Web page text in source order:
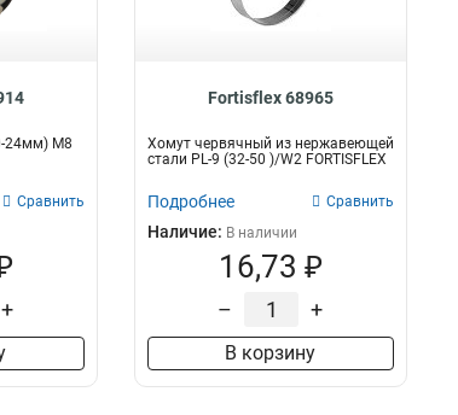
24мм) М8
Сравнить
+
Fortisflex 68965
Хомут червячный из нержавеющей
стали PL-9 (32-50 )/W2 FORTISFLEX
Подробнее Сравнить
Наличие: В наличии
16,73 ₽
– +
В корзину